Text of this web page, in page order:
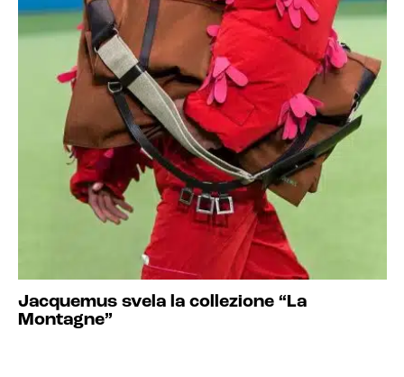
Jacquemus svela la collezione “La
Montagne”